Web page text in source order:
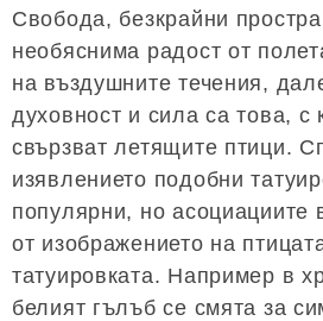
Свобода, безкрайни
необяснима радост от
на въздушните течения,
духовност и сила са това, с
свързват летящите птици.
изявлението подобни
популярни, но асоциациите
от изображението на
татуировката. Например в
белият гълъб се смята за